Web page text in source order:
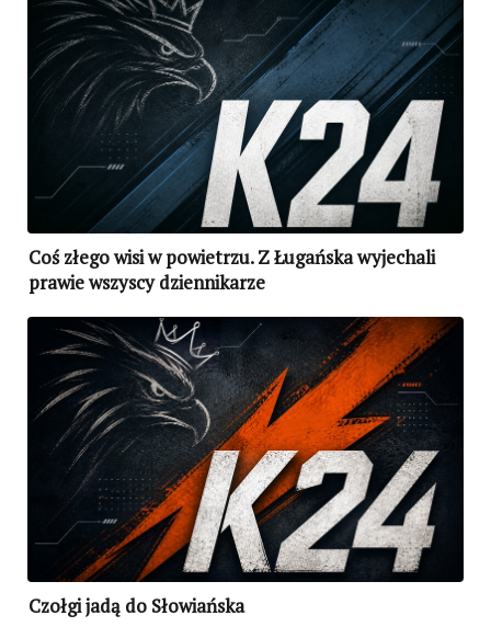
Coś złego wisi w powietrzu. Z Ługańska wyjechali
prawie wszyscy dziennikarze
Czołgi jadą do Słowiańska